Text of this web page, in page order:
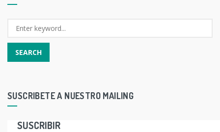
SUSCRIBETE A NUESTRO MAILING
SUSCRIBIR